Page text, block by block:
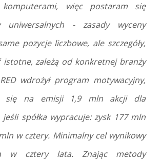
więc postaram się
uniwersalnych - zasady wyceny
pozycje liczbowe, ale szczegóły,
zależą od konkretnej branży
RED wdrożył program motywacyjny,
się na emisji 1,9 mln akcji dla
spółka wypracuje: zysk 177 mln
w cztery. Minimalny cel wynikowy
w cztery lata. Znając metody